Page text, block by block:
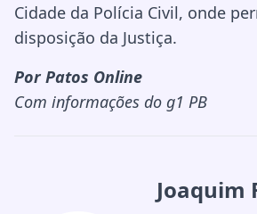
Cidade da Polícia Civil, onde
disposição da Justiça.
Por Patos Online
Com informações do g1 PB
Joaquim